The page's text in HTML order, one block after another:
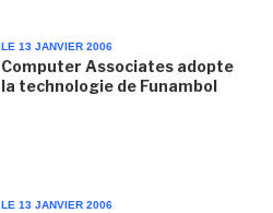
LE 13 JANVIER 2006
Computer Associates adopte
la technologie de Funambol
LE 13 JANVIER 2006